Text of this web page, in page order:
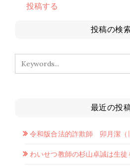
投稿する
投稿の検
最近の投
令和版合法的詐欺師 卯月潔（
わいせつ教師の杉山卓誠は生